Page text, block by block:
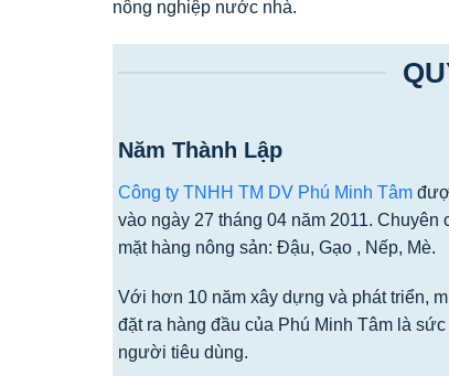
nông nghiệp nước nhà.
Năm Thành Lập
Công ty TNHH TM DV Phú Minh Tâm
vào ngày 27 tháng 04 năm 2011. Chuyên
mặt hàng nông sản: Đậu, Gạo , Nếp, Mè.
Với hơn 10 năm xây dựng và phát triển,
đặt ra hàng đầu của Phú Minh Tâm là
người tiêu dùng.